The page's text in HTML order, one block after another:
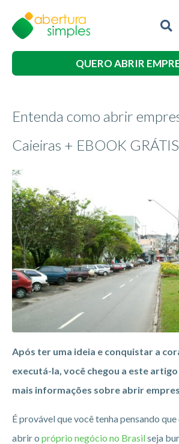
QUERO ABRIR
Entenda como abrir
Caieiras + EBOOK GRÁTIS
Após ter uma ideia e conquistar a
executá-la, você chegou a este
mais informações sobre abrir
É provável que você tenha pensando
abrir o próprio negócio no Brasilseja